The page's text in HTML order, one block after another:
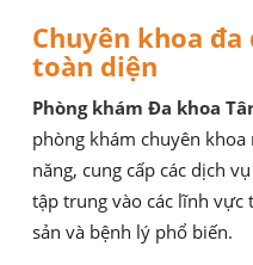
Chuyên khoa
toàn diện
Phòng khám Đa khoa
phòng khám chuyên
năng, cung cấp các dịch
tập trung vào các lĩnh vực
sản và bệnh lý phổ biến.